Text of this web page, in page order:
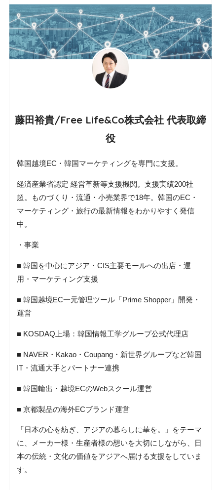
藤田裕貴/Free Life&Co株式会社 代表取締
役
韓国越境EC・韓国マーケティングを専門に支援。
経済産業省認定 経営革新等支援機関。支援実績200社
超。ものづくり・流通・小売業界で18年。韓国のEC・
マーケティング・旅行の最新情報をわかりやすく発信
中。
・事業
■ 韓国を中心にアジア・CIS主要モールへの出店・運
用・マーケティング支援
■ 韓国越境EC一元管理ツール「Prime Shopper」開発・
運営
■ KOSDAQ上場：韓国情報工学グループ公式代理店
■ NAVER・Kakao・Coupang・新世界グループなど韓国
IT・流通大手とパートナー連携
■ 韓国輸出・越境ECのWebスクール運営
■ 京都製品の海外ECブランド運営
「日本の心を紡ぎ、アジアの暮らしに華を。」をテーマ
に、メーカー様・生産者様の想いを大切にしながら、日
本の伝統・文化の価値をアジアへ届ける支援をしていま
す。